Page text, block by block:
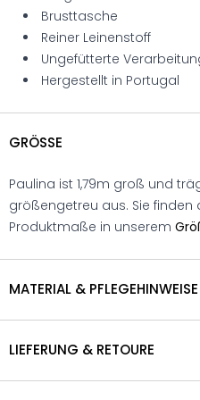
Brusttasche
Reiner Leinenstoff
Ungefütterte
Hergestellt in Portugal
GRÖSSE
Paulina ist 1,79m groß und
größengetreu aus. Sie
Produktmaße in unserem
MATERIAL & PFLEGEHINWEISE
LIEFERUNG & RETOURE